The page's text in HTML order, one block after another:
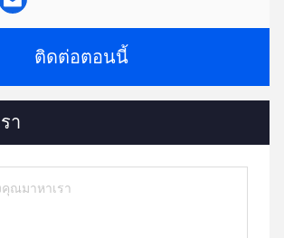
ติดต่อตอนนี้
า